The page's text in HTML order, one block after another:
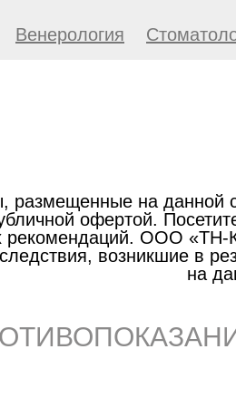
Венерология
размещенные на данной
офертой.
рекомендаций. ООО «ТН-
возникшие в
на